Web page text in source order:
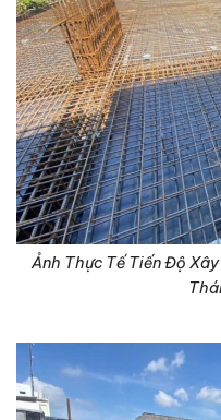
Ảnh Thực Tế Tiến Độ